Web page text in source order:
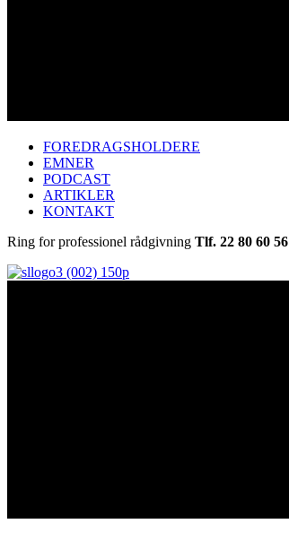
FOREDRAGSHOLDERE
EMNER
PODCAST
ARTIKLER
KONTAKT
Ring for professionel rådgivning Tlf. 22 80 60 56